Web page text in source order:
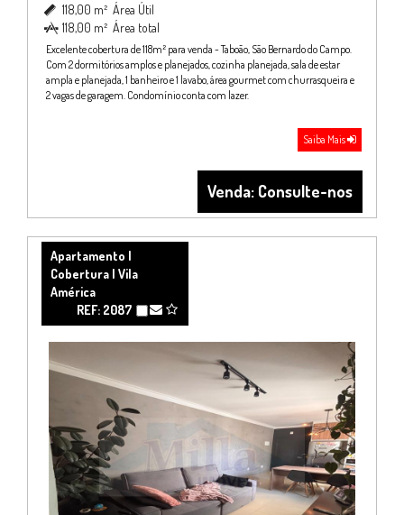
 118,00 m² Área Útil
 118,00 m² Área total
Excelente cobertura de 118m² para venda - Taboão, São Bernardo do Campo.
Com 2 dormitórios amplos e planejados, cozinha planejada, sala de estar
ampla e planejada, 1 banheiro e 1 lavabo, área gourmet com churrasqueira e
2 vagas de garagem. Condomínio conta com lazer.
Saiba Mais
Venda: Consulte-nos
Apartamento |
Cobertura | Vila
América
REF: 2087